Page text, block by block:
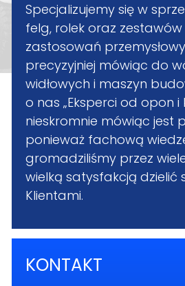
Specjalizujemy się w
felg, rolek oraz zestawów
zastosowań
precyzyjniej mówiąc do
widłowych i maszyn
o nas „Eksperci od opon i
nieskromnie mówiąc jest
ponieważ fachową
gromadziliśmy przez
wielką satysfakcją dzielić
Klientami.
KONTAKT